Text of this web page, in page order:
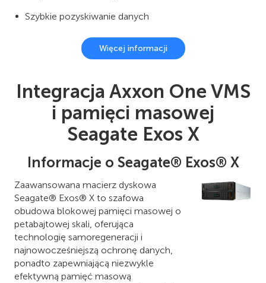
Szybkie pozyskiwanie danych
Więcej informacji
Integracja Axxon One VMS
i pamięci masowej
Seagate Exos X
Informacje o Seagate® Exos® X
Zaawansowana macierz dyskowa
Seagate® Exos® X to szafowa
obudowa blokowej pamięci masowej o
petabajtowej skali, oferująca
technologię samoregeneracji i
najnowocześniejszą ochronę danych,
ponadto zapewniającą niezwykle
efektywną pamięć masową